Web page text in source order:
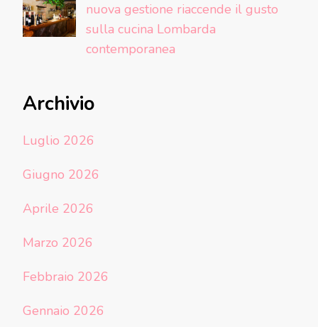
nuova gestione riaccende il gusto
sulla cucina Lombarda
contemporanea
Archivio
Luglio 2026
Giugno 2026
Aprile 2026
Marzo 2026
Febbraio 2026
Gennaio 2026